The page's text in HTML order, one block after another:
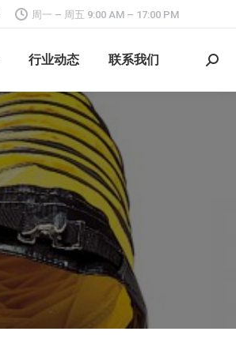
周一 – 周五 9:00 AM – 17:00 PM
行业动态 联系我们
搜